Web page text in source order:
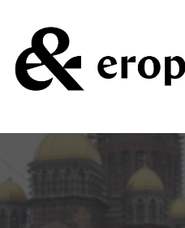
podcast
dorință
și
iubire